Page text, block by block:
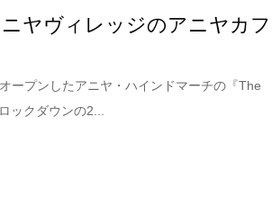
ヤヴィレッジのアニヤカフ
ープンしたアニヤ・ハインドマーチの『The
ックダウンの2...